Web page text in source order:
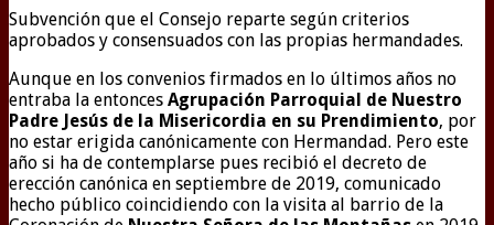
Subvención que el Consejo reparte según criterios
aprobados y consensuados con las propias hermandades.
Aunque en los convenios firmados en lo últimos años no
entraba la entonces Agrupación Parroquial de Nuestro
Padre Jesús de la Misericordia en su Prendimiento, por
no estar erigida canónicamente con Hermandad. Pero este
año si ha de contemplarse pues recibió el decreto de
erección canónica en septiembre de 2019, comunicado
hecho público coincidiendo con la visita al barrio de la